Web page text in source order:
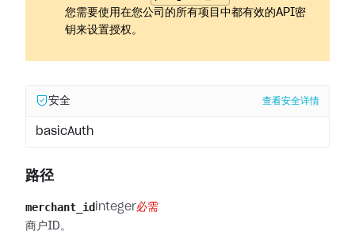
您需要使用在您公司的所有项目中都有效的API密
钥来设置授权。
安全 查看安全详情
basicAuth
路径
merchant_id integer必需
商户ID。